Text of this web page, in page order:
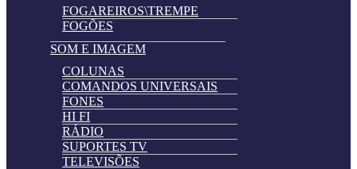
FOGAREIROS\TREMPE
FOGÕES
SOM E IMAGEM
COLUNAS
COMANDOS UNIVERSAIS
FONES
HI FI
RÁDIO
SUPORTES TV
TELEVISÕES